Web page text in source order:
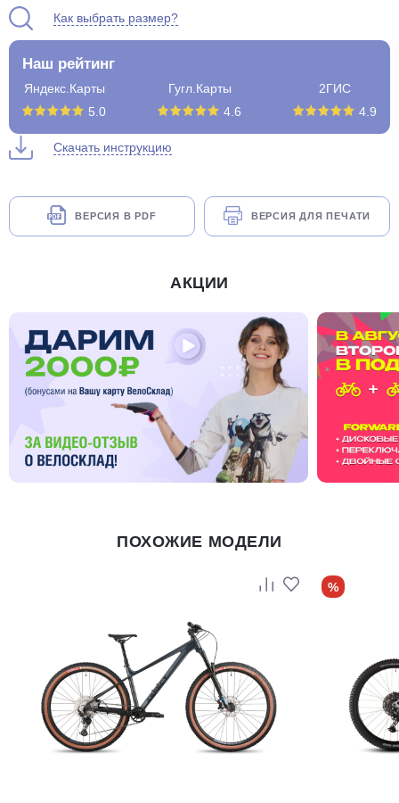
Как выбрать размер?
Наш рейтинг
Яндекс.Карты
5.0
Гугл.Карты
4.6
2ГИС
4.9
Скачать инструкцию
ВЕРСИЯ В PDF ВЕРСИЯ ДЛЯ ПЕЧАТИ
АКЦИИ
ПОХОЖИЕ МОДЕЛИ
%